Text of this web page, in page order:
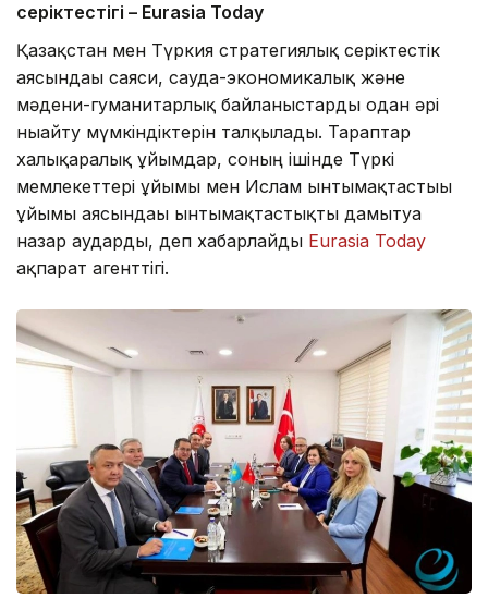
серіктестігі – Eurasia Today
Қазақстан мен Түркия стратегиялық серіктестік
аясындағы саяси, сауда-экономикалық және
мәдени-гуманитарлық байланыстарды одан әрі
нығайту мүмкіндіктерін талқылады. Тараптар
халықаралық ұйымдар, соның ішінде Түркі
мемлекеттері ұйымы мен Ислам ынтымақтастығы
ұйымы аясындағы ынтымақтастықты дамытуға
назар аударды, деп хабарлайды Eurasia Today
ақпарат агенттігі.